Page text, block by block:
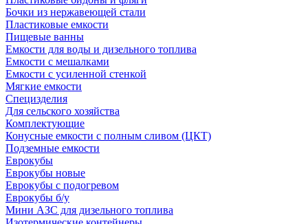
Бочки из нержавеющей стали
Пластиковые емкости
Пищевые ванны
Емкости для воды и дизельного топлива
Емкости с мешалками
Емкости с усиленной стенкой
Мягкие емкости
Специзделия
Для сельского хозяйства
Комплектующие
Конусные емкости с полным сливом (ЦКТ)
Подземные емкости
Еврокубы
Еврокубы новые
Еврокубы с подогревом
Еврокубы б/у
Мини АЗС для дизельного топлива